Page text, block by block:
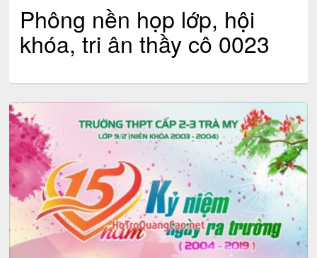
Phông nền họp lớp, hội
khóa, tri ân thầy cô 0023